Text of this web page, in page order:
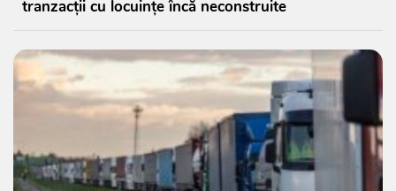
tranzacții cu locuințe încă neconstruite